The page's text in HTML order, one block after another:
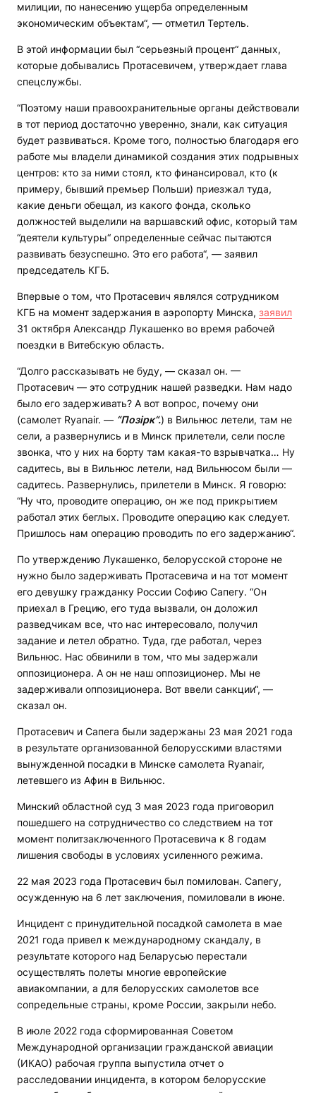
милиции, по нанесению ущерба определенным
экономическим объектам“, — отметил Тертель.
В этой информации был “серьезный процент“ данных,
которые добывались Протасевичем, утверждает глава
спецслужбы.
“Поэтому наши правоохранительные органы действовали
в тот период достаточно уверенно, знали, как ситуация
будет развиваться. Кроме того, полностью благодаря его
работе мы владели динамикой создания этих подрывных
центров: кто за ними стоял, кто финансировал, кто (к
примеру, бывший премьер Польши) приезжал туда,
какие деньги обещал, из какого фонда, сколько
должностей выделили на варшавский офис, который там
“деятели культуры“ определенные сейчас пытаются
развивать безуспешно. Это его работа“, — заявил
председатель КГБ.
Впервые о том, что Протасевич являлся сотрудником
КГБ на момент задержания в аэропорту Минска, заявил
31 октября Александр Лукашенко во время рабочей
поездки в Витебскую область.
“Долго рассказывать не буду, — сказал он. —
Протасевич — это сотрудник нашей разведки. Нам надо
было его задерживать? А вот вопрос, почему они
(самолет Ryanair. — “Позірк“.) в Вильнюс летели, там не
сели, а развернулись и в Минск прилетели, сели после
звонка, что у них на борту там какая-то взрывчатка… Ну
садитесь, вы в Вильнюс летели, над Вильнюсом были —
садитесь. Развернулись, прилетели в Минск. Я говорю:
“Ну что, проводите операцию, он же под прикрытием
работал этих беглых. Проводите операцию как следует.
Пришлось нам операцию проводить по его задержанию“.
По утверждению Лукашенко, белорусской стороне не
нужно было задерживать Протасевича и на тот момент
его девушку гражданку России Софию Сапегу. “Он
приехал в Грецию, его туда вызвали, он доложил
разведчикам все, что нас интересовало, получил
задание и летел обратно. Туда, где работал, через
Вильнюс. Нас обвинили в том, что мы задержали
оппозиционера. А он не наш оппозиционер. Мы не
задерживали оппозиционера. Вот ввели санкции“, —
сказал он.
Протасевич и Сапега были задержаны 23 мая 2021 года
в результате организованной белорусскими властями
вынужденной посадки в Минске самолета Ryanair,
летевшего из Афин в Вильнюс.
Минский областной суд 3 мая 2023 года приговорил
пошедшего на сотрудничество со следствием на тот
момент политзаключенного Протасевича к 8 годам
лишения свободы в условиях усиленного режима.
22 мая 2023 года Протасевич был помилован. Сапегу,
осужденную на 6 лет заключения, помиловали в июне.
Инцидент с принудительной посадкой самолета в мае
2021 года привел к международному скандалу, в
результате которого над Беларусью перестали
осуществлять полеты многие европейские
авиакомпании, а для белорусских самолетов все
сопредельные страны, кроме России, закрыли небо.
В июле 2022 года сформированная Советом
Международной организации гражданской авиации
(ИКАО) рабочая группа выпустила отчет о
расследовании инцидента, в котором белорусские